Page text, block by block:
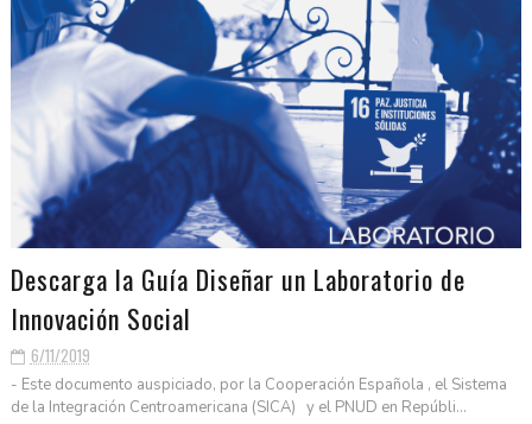
Descarga la Guía Diseñar un Laboratorio de
Innovación Social
6/11/2019
- Este documento auspiciado, por la Cooperación Española , el Sistema
de la Integración Centroamericana (SICA) y el PNUD en Repúbli...